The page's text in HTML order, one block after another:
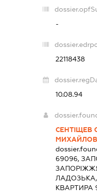
-
22118438
10.08.94
СЕНТІЩЕВ
69096,
ЛАДОЗЬКА,
КВАРТИРА